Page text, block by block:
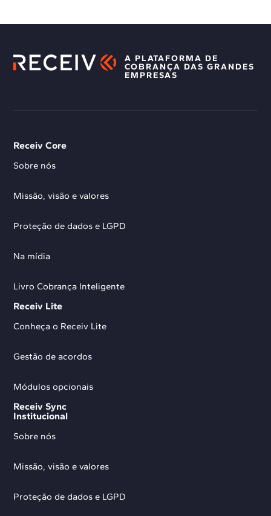
A PLATAFORMA DE
COBRANÇA DAS GRANDES
EMPRESAS
Receiv Core
Sobre nós
Missão, visão e valores
Proteção de dados e LGPD
Na mídia
Livro Cobrança Inteligente
Receiv Lite
Conheça o Receiv Lite
Gestão de acordos
Módulos opcionais
Receiv Sync
Institucional
Sobre nós
Missão, visão e valores
Proteção de dados e LGPD